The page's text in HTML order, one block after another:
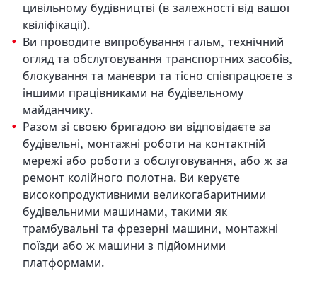
цивільному будівництві (в залежності від вашої
квіліфікації).
Ви проводите випробування гальм, технічний
огляд та обслуговування транспортних засобів,
блокування та маневри та тісно співпрацюєте з
іншими працівниками на будівельному
майданчику.
Разом зі своєю бригадою ви відповідаєте за
будівельні, монтажні роботи на контактній
мережі або роботи з обслуговування, або ж за
ремонт колійного полотна. Ви керуєте
високопродуктивними великогабаритними
будівельними машинами, такими як
трамбувальні та фрезерні машини, монтажні
поїзди або ж машини з підйомними
платформами.